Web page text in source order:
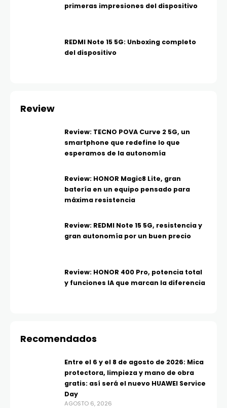
primeras impresiones del dispositivo
REDMI Note 15 5G: Unboxing completo
del dispositivo
Review
Review: TECNO POVA Curve 2 5G, un
smartphone que redefine lo que
esperamos de la autonomía
Review: HONOR Magic8 Lite, gran
batería en un equipo pensado para
máxima resistencia
Review: REDMI Note 15 5G, resistencia y
gran autonomía por un buen precio
Review: HONOR 400 Pro, potencia total
y funciones IA que marcan la diferencia
Recomendados
Entre el 6 y el 8 de agosto de 2026: Mica
protectora, limpieza y mano de obra
gratis: así será el nuevo HUAWEI Service
Day
AGOSTO 6, 2026